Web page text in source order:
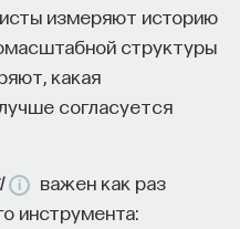
измеряют историю
структуры
какая
согласуется
важен как раз
инструмента:
в инновационных
эффективно
рынке​.